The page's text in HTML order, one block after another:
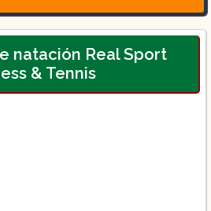
natación Real Sport
& Tennis